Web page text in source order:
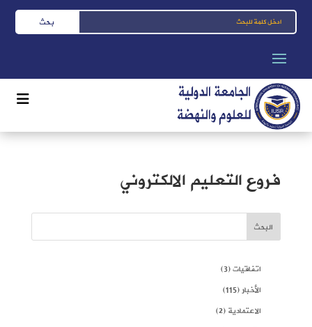
فروع التعليم الالكتروني
البحث
اتفاقيات(3)
الأخبار(115)
الاعتمادية(2)